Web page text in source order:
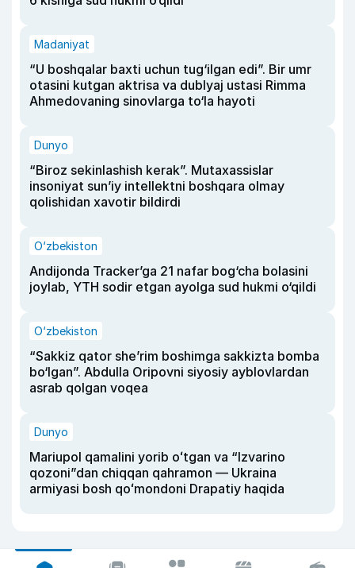
Madaniyat
“U boshqalar baxti uchun tug‘ilgan edi”. Bir umr
otasini kutgan aktrisa va dublyaj ustasi Rimma
Ahmedovaning sinovlarga to‘la hayoti
Dunyo
“Biroz sekinlashish kerak”. Mutaxassislar
insoniyat sun’iy intellektni boshqara olmay
qolishidan xavotir bildirdi
O‘zbekiston
Andijonda Tracker’ga 21 nafar bog‘cha bolasini
joylab, YTH sodir etgan ayolga sud hukmi o‘qildi
O‘zbekiston
“Sakkiz qator she’rim boshimga sakkizta bomba
bo‘lgan”. Abdulla Oripovni siyosiy ayblovlardan
asrab qolgan voqea
Dunyo
Mariupol qamalini yorib oʻtgan va “Izvarino
qozoni”dan chiqqan qahramon — Ukraina
armiyasi bosh qoʻmondoni Drapatiy haqida